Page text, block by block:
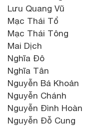
Lưu Quang Vũ
Mạc Thái Tổ
Mạc Thái Tông
Mai Dịch
Nghĩa Đô
Nghĩa Tân
Nguyễn Bá Khoản
Nguyễn Chánh
Nguyễn Đình Hoàn
Nguyễn Đỗ Cung